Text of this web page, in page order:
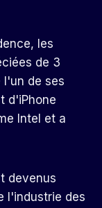
les
de 3
de ses
d'iPhone
Intel et a
devenus
l'industrie des